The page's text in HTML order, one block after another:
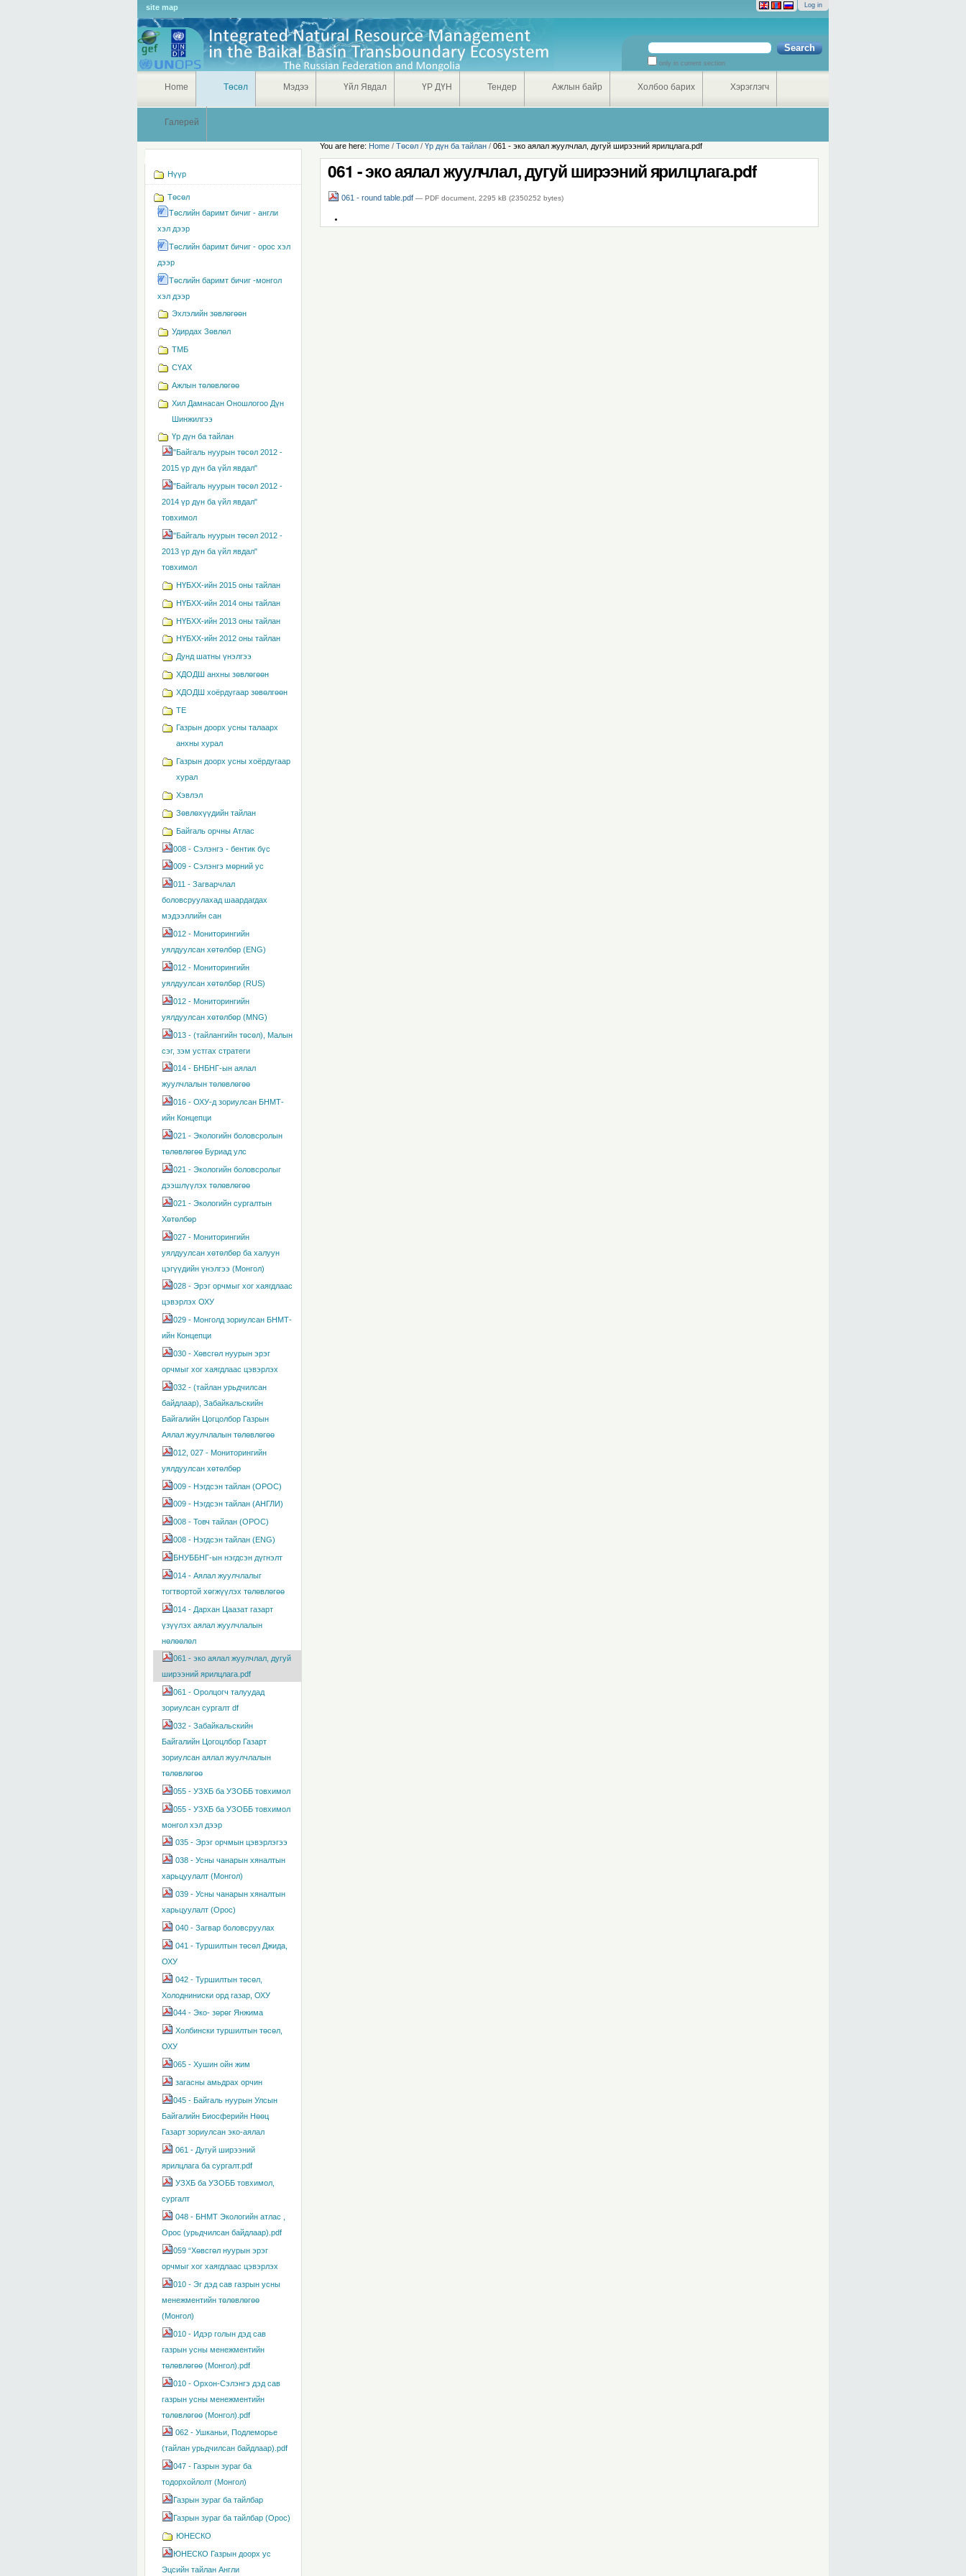
site map Log in
Search Site
only in current section
Advanced
Home Төсөл Мэдээ Үйл Явдал ҮР ДҮН Тендер Ажлын байр Холбоо барих Хэрэглэгч
Галерей
You are here: Home /Төсөл /Үр дүн ба тайлан /061 - эко аялал жуулчлал, дугуй ширээний ярилцлага.pdf
061 - эко аялал жуулчлал, дугуй ширээний ярилцлага.pdf
061 - round table.pdf— PDF document, 2295 kB (2350252 bytes)
Document
Actions
Нүүр
Төсөл
Төслийн баримт бичиг - англи
хэл дээр
Төслийн баримт бичиг - орос хэл
дээр
Төслийн баримт бичиг -монгол
хэл дээр
Эхлэлийн зөвлөгөөн
Удирдах Зөвлөл
ТМБ
СҮАХ
Ажлын төлөвлөгөө
Хил Дамнасан Оношлогоо Дүн
Шинжилгээ
Үр дүн ба тайлан
"Байгаль нуурын төсөл 2012 -
2015 үр дүн ба үйл явдал"
"Байгаль нуурын төсөл 2012 -
2014 үр дүн ба үйл явдал"
товхимол
"Байгаль нуурын төсөл 2012 -
2013 үр дүн ба үйл явдал"
товхимол
НҮБХХ-ийн 2015 оны тайлан
НҮБХХ-ийн 2014 оны тайлан
НҮБХХ-ийн 2013 оны тайлан
НҮБХХ-ийн 2012 оны тайлан
Дунд шатны үнэлгээ
ХДОДШ анхны зөвлөгөөн
ХДОДШ хоёрдугаар зөвөлгөөн
TE
Газрын доорх усны талаарх
анхны хурал
Газрын доорх усны хоёрдугаар
хурал
Хэвлэл
Зөвлөхүүдийн тайлан
Байгаль орчны Атлас
008 - Сэлэнгэ - бентик бүс
009 - Сэлэнгэ мөрний ус
011 - Загварчлал
боловсруулахад шаардагдах
мэдээллийн сан
012 - Мониторингийн
уялдуулсан хөтөлбөр (ENG)
012 - Мониторингийн
уялдуулсан хөтөлбөр (RUS)
012 - Мониторингийн
уялдуулсан хөтөлбөр (MNG)
013 - (тайлангийн төсөл), Малын
сэг, зэм устгах стратеги
014 - БНБНГ-ын аялал
жуулчлалын төлөвлөгөө
016 - ОХУ-д зориулсан БНМТ-
ийн Концепци
021 - Экологийн боловсролын
төлөвлөгөө Буриад улс
021 - Экологийн боловсролыг
дээшлүүлэх төлөвлөгөө
021 - Экологийн сургалтын
Хөтөлбөр
027 - Мониторингийн
уялдуулсан хөтөлбөр ба халуун
цэгүүдийн үнэлгээ (Монгол)
028 - Эрэг орчмыг хог хаягдлаас
цэвэрлэх ОХУ
029 - Монголд зориулсан БНМТ-
ийн Концепци
030 - Хөвсгөл нуурын эрэг
орчмыг хог хаягдлаас цэвэрлэх
032 - (тайлан урьдчилсан
байдлаар), Забайкальскийн
Байгалийн Цогцолбор Газрын
Аялал жуулчлалын төлөвлөгөө
012, 027 - Мониторингийн
уялдуулсан хөтөлбөр
009 - Нэгдсэн тайлан (ОРОС)
009 - Нэгдсэн тайлан (АНГЛИ)
008 - Товч тайлан (ОРОС)
008 - Нэгдсэн тайлан (ENG)
БНУББНГ-ын нэгдсэн дүгнэлт
014 - Аялал жуулчлалыг
тогтвортой хөгжүүлэх төлөвлөгөө
014 - Дархан Цаазат газарт
үзүүлэх аялал жуулчлалын
нөлөөлөл
061 - эко аялал жуулчлал, дугуй
ширээний ярилцлага.pdf
061 - Оролцогч талуудад
зориулсан сургалт df
032 - Забайкальскийн
Байгалийн Цогоцлбор Газарт
зориулсан аялал жуулчлалын
төлөвлөгөө
055 - УЗХБ ба УЗОББ товхимол
055 - УЗХБ ба УЗОББ товхимол
монгол хэл дээр
035 - Эрэг орчмын цэвэрлэгээ
038 - Усны чанарын хяналтын
харьцуулалт (Монгол)
039 - Усны чанарын хяналтын
харьцуулалт (Орос)
040 - Загвар боловсруулах
041 - Туршилтын төсөл Джида,
ОХУ
042 - Туршилтын төсөл,
Холодниниски орд газар, ОХУ
044 - Эко- зөрөг Янжима
Холбински туршилтын төсөл,
ОХУ
065 - Хушин ойн жим
загасны амьдрах орчин
045 - Байгаль нуурын Улсын
Байгалийн Биосферийн Нөөц
Газарт зориулсан эко-аялал
061 - Дугуй ширээний
ярилцлага ба сургалт.pdf
УЗХБ ба УЗОББ товхимол,
сургалт
048 - БНМТ Экологийн атлас ,
Орос (урьдчилсан байдлаар).pdf
059 “Хөвсгөл нуурын эрэг
орчмыг хог хаягдлаас цэвэрлэх
010 - Эг дэд сав газрын усны
менежментийн төлөвлөгөө
(Монгол)
010 - Идэр голын дэд сав
газрын усны менежментийн
төлөвлөгөө (Монгол).pdf
010 - Орхон-Сэлэнгэ дэд сав
газрын усны менежментийн
төлөвлөгөө (Монгол).pdf
062 - Ушканьи, Подлеморье
(тайлан урьдчилсан байдлаар).pdf
047 - Газрын зураг ба
тодорхойлолт (Mонгол)
Газрын зураг ба тайлбар
Газрын зураг ба тайлбар (Орос)
ЮНЕСКО
ЮНЕСКО Газрын доорх ус
Эцсийн тайлан Англи